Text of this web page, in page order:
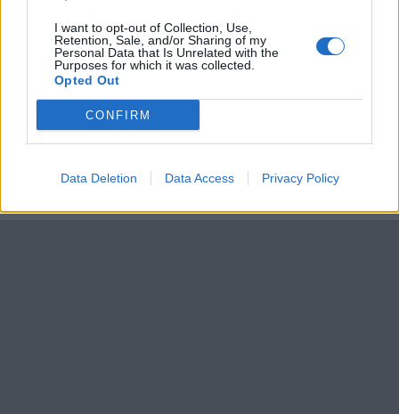
I want to opt-out of Collection, Use,
Retention, Sale, and/or Sharing of my
Personal Data that Is Unrelated with the
Purposes for which it was collected.
Opted Out
CONFIRM
Data Deletion Data Access Privacy Policy
Citera
Sida: